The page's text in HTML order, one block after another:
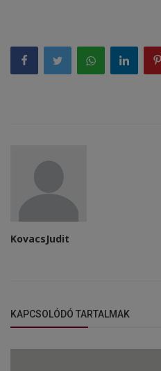
E-Napló
KovacsJudit
KAPCSOLÓDÓ TARTALMAK